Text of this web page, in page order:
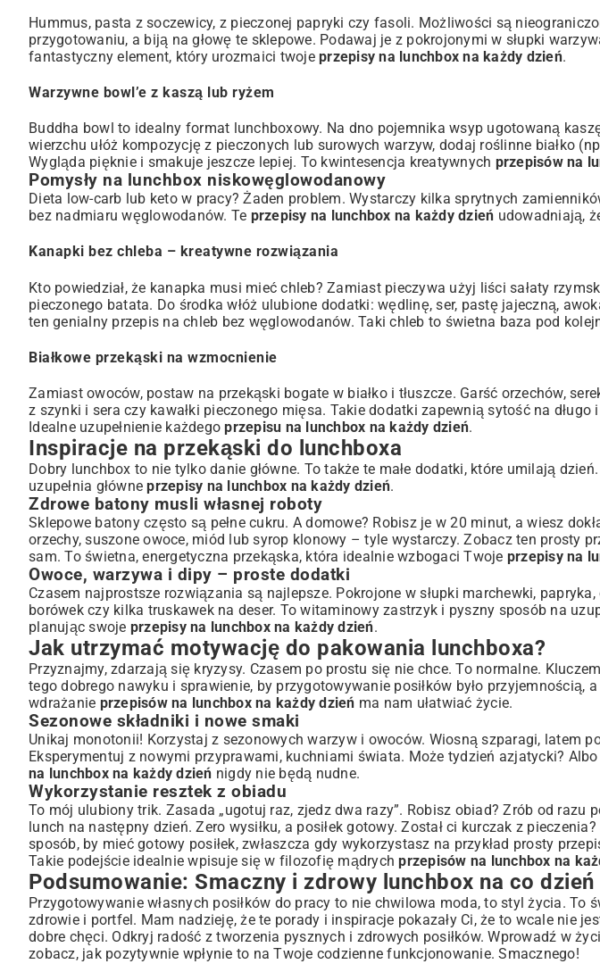
Hummus, pasta z soczewicy, z pieczonej papryki czy fasoli. Możliwości są
przygotowaniu, a biją na głowę te sklepowe. Podawaj je z pokrojonymi w słupki
fantastyczny element, który urozmaici twoje przepisy na lunchbox na każdy dzień.
Warzywne bowl’e z kaszą lub ryżem
Buddha bowl to idealny format lunchboxowy. Na dno pojemnika wsyp ugotowaną
wierzchu ułóż kompozycję z pieczonych lub surowych warzyw, dodaj roślinne białko
Wygląda pięknie i smakuje jeszcze lepiej. To kwintesencja kreatywnych przepisów na
Pomysły na lunchbox niskowęglowodanowy
Dieta low-carb lub keto w pracy? Żaden problem. Wystarczy kilka sprytnych
bez nadmiaru węglowodanów. Te przepisy na lunchbox na każdy dzień udowadniają,
Kanapki bez chleba – kreatywne rozwiązania
Kto powiedział, że kanapka musi mieć chleb? Zamiast pieczywa użyj liści sałaty
pieczonego batata. Do środka włóż ulubione dodatki: wędlinę, ser, pastę jajeczną,
ten genialny przepis na chleb bez węglowodanów. Taki chleb to świetna baza pod
Białkowe przekąski na wzmocnienie
Zamiast owoców, postaw na przekąski bogate w białko i tłuszcze. Garść orzechów,
z szynki i sera czy kawałki pieczonego mięsa. Takie dodatki zapewnią sytość na długo
Idealne uzupełnienie każdegoprzepisu na lunchbox na każdy dzień.
Inspiracje na przekąski do lunchboxa
Dobry lunchbox to nie tylko danie główne. To także te małe dodatki, które umilają
uzupełnia główneprzepisy na lunchbox na każdy dzień.
Zdrowe batony musli własnej roboty
Sklepowe batony często są pełne cukru. A domowe? Robisz je w 20 minut, a wiesz
orzechy, suszone owoce, miód lub syrop klonowy – tyle wystarczy. Zobacz ten prosty
sam. To świetna, energetyczna przekąska, która idealnie wzbogaci Twoje przepisy na
Owoce, warzywa i dipy – proste dodatki
Czasem najprostsze rozwiązania są najlepsze. Pokrojone w słupki marchewki,
borówek czy kilka truskawek na deser. To witaminowy zastrzyk i pyszny sposób na
planując swoje przepisy na lunchbox na każdy dzień.
Jak utrzymać motywację do pakowania lunchboxa?
Przyznajmy, zdarzają się kryzysy. Czasem po prostu się nie chce. To normalne.
tego dobrego nawyku i sprawienie, by przygotowywanie posiłków było przyjemnością,
wdrażanie przepisów na lunchbox na każdy dzień ma nam ułatwiać życie.
Sezonowe składniki i nowe smaki
Unikaj monotonii! Korzystaj z sezonowych warzyw i owoców. Wiosną szparagi, latem
Eksperymentuj z nowymi przyprawami, kuchniami świata. Może tydzień azjatycki?
na lunchbox na każdy dzień nigdy nie będą nudne.
Wykorzystanie resztek z obiadu
To mój ulubiony trik. Zasada „ugotuj raz, zjedz dwa razy”. Robisz obiad? Zrób od razu
lunch na następny dzień. Zero wysiłku, a posiłek gotowy. Został ci kurczak z
sposób, by mieć gotowy posiłek, zwłaszcza gdy wykorzystasz na przykład prosty
Takie podejście idealnie wpisuje się w filozofię mądrychprzepisów na lunchbox na
Podsumowanie: Smaczny i zdrowy lunchbox na co dzień
Przygotowywanie własnych posiłków do pracy to nie chwilowa moda, to styl życia. To
zdrowie i portfel. Mam nadzieję, że te porady i inspiracje pokazały Ci, że to wcale nie
dobre chęci. Odkryj radość z tworzenia pysznych i zdrowych posiłków. Wprowadź w
zobacz, jak pozytywnie wpłynie to na Twoje codzienne funkcjonowanie. Smacznego!